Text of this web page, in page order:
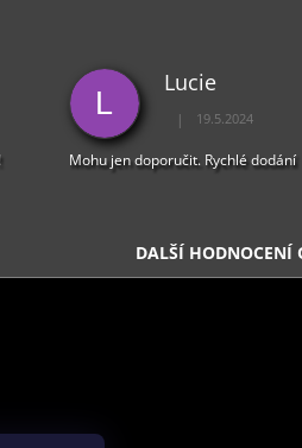
hvězdiček.
L
Lucie
Hodnocení obchodu
| 19.5.2024
Mohu jen doporučit. Rychlé dodání
DALŠÍ HODNOCENÍ